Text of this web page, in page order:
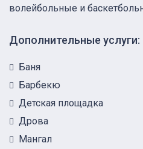
волейбольные и
Дополнительные услуги:
Баня
Барбекю
Детская площадка
Дрова
Мангал